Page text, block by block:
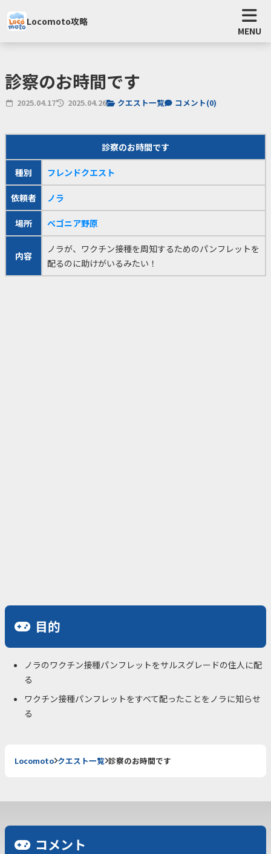
Locomoto攻略
MENU
診察のお時間です
2025.04.17 2025.04.26 クエスト一覧 コメント(0)
診察のお時間です
種別 フレンドクエスト
依頼者 ノラ
場所 ベゴニア野原
内容
ノラが、ワクチン接種を周知するためのパンフレットを
配るのに助けがいるみたい！
目的
ノラのワクチン接種パンフレットをサルスグレードの住人に配
る
ワクチン接種パンフレットをすべて配ったことをノラに知らせ
る
Locomoto クエスト一覧 診察のお時間です
コメント